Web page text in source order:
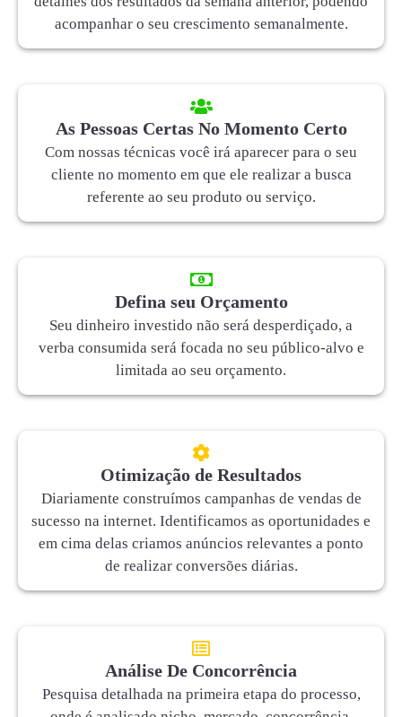
acompanhar o seu crescimento semanalmente.
As Pessoas Certas No Momento Certo
Com nossas técnicas você irá aparecer para o seu
cliente no momento em que ele realizar a busca
referente ao seu produto ou serviço.
Defina seu Orçamento
Seu dinheiro investido não será desperdiçado, a
verba consumida será focada no seu público-alvo e
limitada ao seu orçamento.
Otimização de Resultados
Diariamente construímos campanhas de vendas de
sucesso na internet. Identificamos as oportunidades e
em cima delas criamos anúncios relevantes a ponto
de realizar conversões diárias.
Análise De Concorrência
Pesquisa detalhada na primeira etapa do processo,